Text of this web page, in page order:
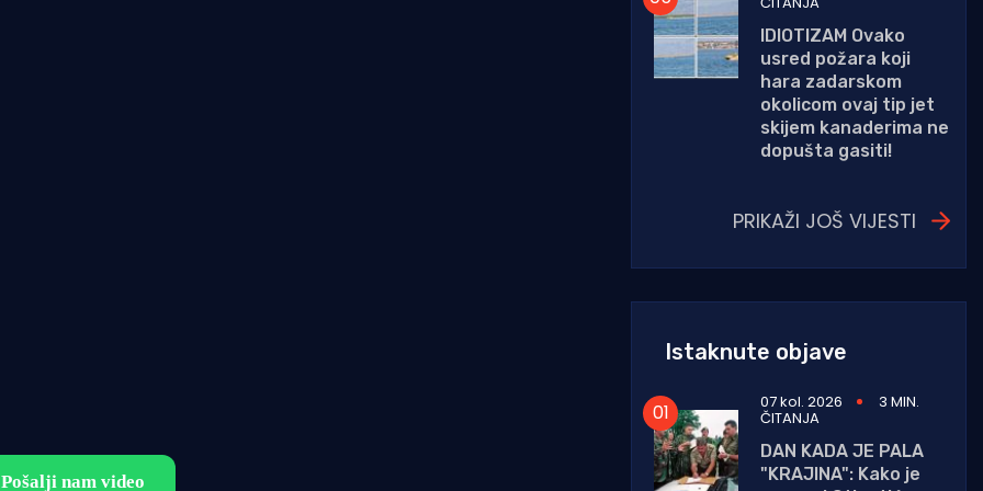
IDIOTIZAM Ovako
usred požara koji
hara zadarskom
okolicom ovaj tip jet
skijem kanaderima ne
dopušta gasiti!
PRIKAŽI JOŠ VIJESTI
Istaknute objave
07 kol. 2026 3 MIN.
ČITANJA
DAN KADA JE PALA
"KRAJINA": Kako je